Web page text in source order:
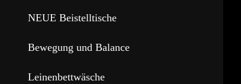
NEUE Beistelltische
Bewegung und Balance
Leinenbettwäsche